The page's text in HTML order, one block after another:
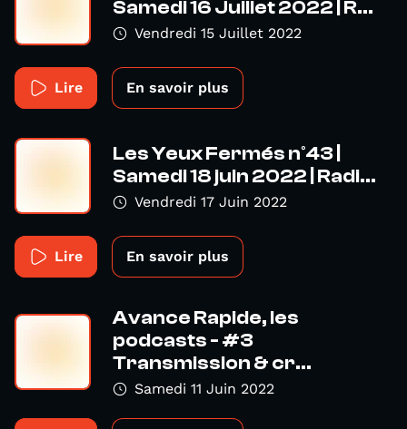
Samedi 16 Juillet 2022 | R...
Vendredi 15 Juillet 2022
Lire En savoir plus
Les Yeux Fermés n°43 |
Samedi 18 juin 2022 | Radi...
Vendredi 17 Juin 2022
Lire En savoir plus
Avance Rapide, les
podcasts - #3
Transmission & cr...
Samedi 11 Juin 2022